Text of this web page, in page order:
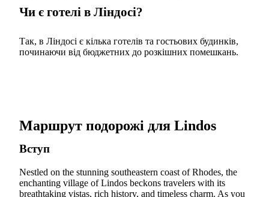
Чи є готелі в Ліндосі?
Так, в Ліндосі є кілька готелів та гостьових будинків,
починаючи від бюджетних до розкішних помешкань.
Маршрут подорожі для Lindos
Вступ
Nestled on the stunning southeastern coast of Rhodes, the
enchanting village of Lindos beckons travelers with its
breathtaking vistas, rich history, and timeless charm. As you